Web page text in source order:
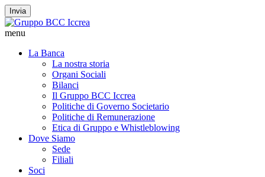
Invia
menu
La Banca
La nostra storia
Organi Sociali
Bilanci
Il Gruppo BCC Iccrea
Politiche di Governo Societario
Politiche di Remunerazione
Etica di Gruppo e Whistleblowing
Dove Siamo
Sede
Filiali
Soci